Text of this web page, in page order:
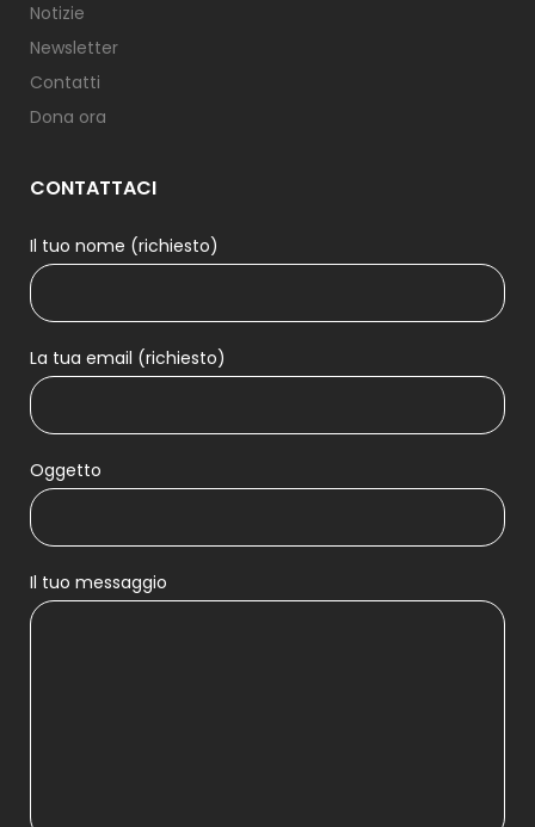
Notizie
Newsletter
Contatti
Dona ora
CONTATTACI
Il tuo nome (richiesto)
La tua email (richiesto)
Oggetto
Il tuo messaggio